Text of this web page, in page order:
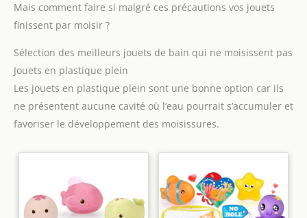
Mais comment faire si malgré ces précautions vos jouets
finissent par moisir ?
Sélection des meilleurs jouets de bain qui ne moisissent pas
Jouets en plastique plein
Les jouets en plastique plein sont une bonne option car ils
ne présentent aucune cavité où l’eau pourrait s’accumuler et
favoriser le développement des moisissures.